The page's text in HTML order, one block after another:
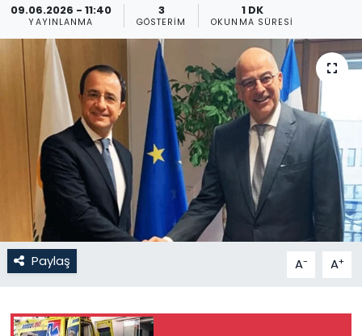
09.06.2026 - 11:40
YAYINLANMA
3
GÖSTERIM
1 DK
OKUNMA SÜRESI
Paylaş A- A+
Gündem
KKTC
KKTC YEREL SEÇİM 2018
Kültür Sanat
Magazin
Moda
Nöbetçi Eczaneler
Otomobil Dünyası